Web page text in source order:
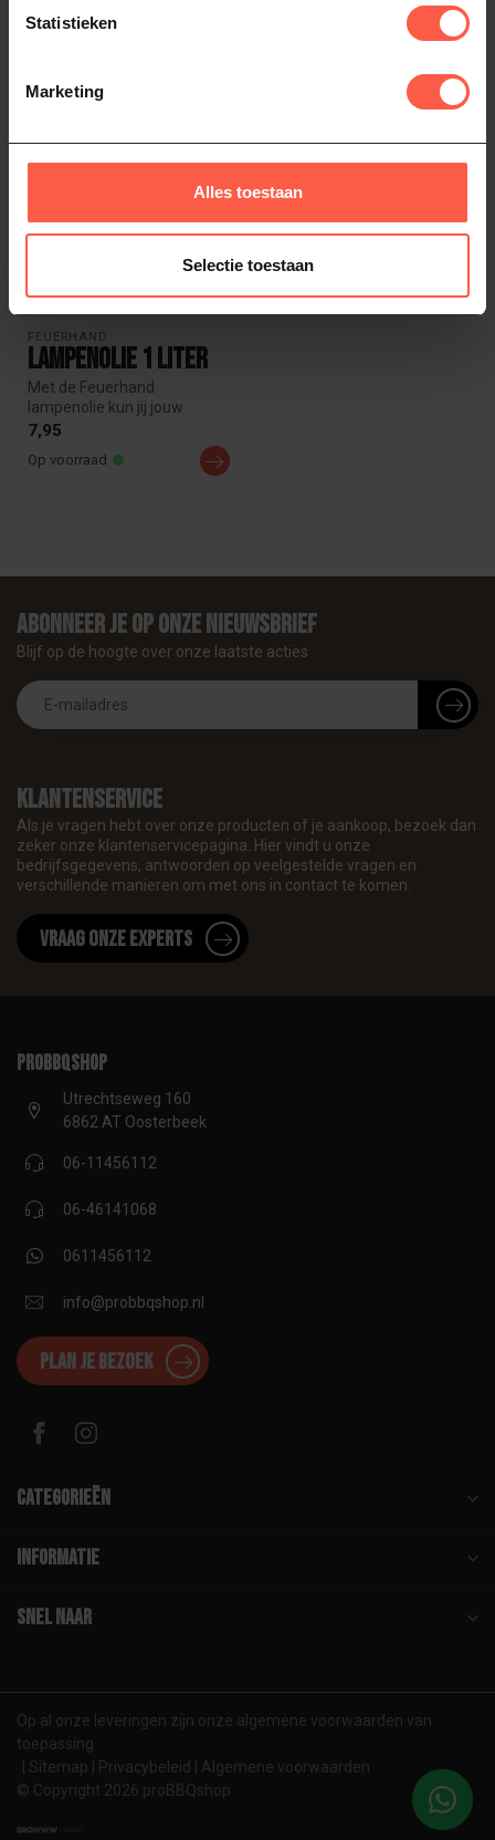
Statistieken
Marketing
Alles toestaan
Selectie toestaan
FEUERHAND
Lampenolie 1 liter
Met de Feuerhand
lampenolie kun jij jouw
stormlantaarn opnieuw
7,95
Op voorraad
Klantenservice
Als je vragen hebt over onze producten of je aankoop, bezoek dan
zeker onze klantenservicepagina. Hier vindt u onze
bedrijfsgegevens, antwoorden op veelgestelde vragen en
verschillende manieren om met ons in contact te komen.
Vraag onze experts
Abonneer je op onze nieuwsbrief
Blijf op de hoogte over onze laatste acties
proBBQshop
Utrechtseweg 160
6862 AT Oosterbeek
06-11456112
06-46141068
0611456112
info@probbqshop.nl
Plan je bezoek
Categorieën
Informatie
Snel naar
Op al onze leveringen zijn onze algemene voorwaarden van
toepassing
Sitemap
Privacybeleid
Algemene voorwaarden
© Copyright 2026 proBBQshop